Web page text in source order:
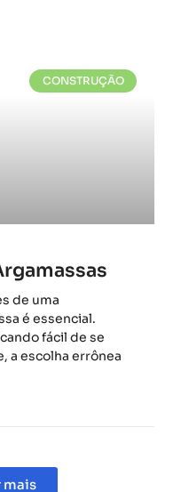
CONSTRUÇÃO
de uma
é essencial.
fácil de se
a escolha errônea
mais